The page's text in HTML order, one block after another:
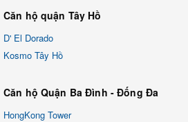
Căn hộ quận Tây Hồ
D' El Dorado
Kosmo Tây Hồ
Căn hộ Quận Ba Đình - Đống Đa
HongKong Tower